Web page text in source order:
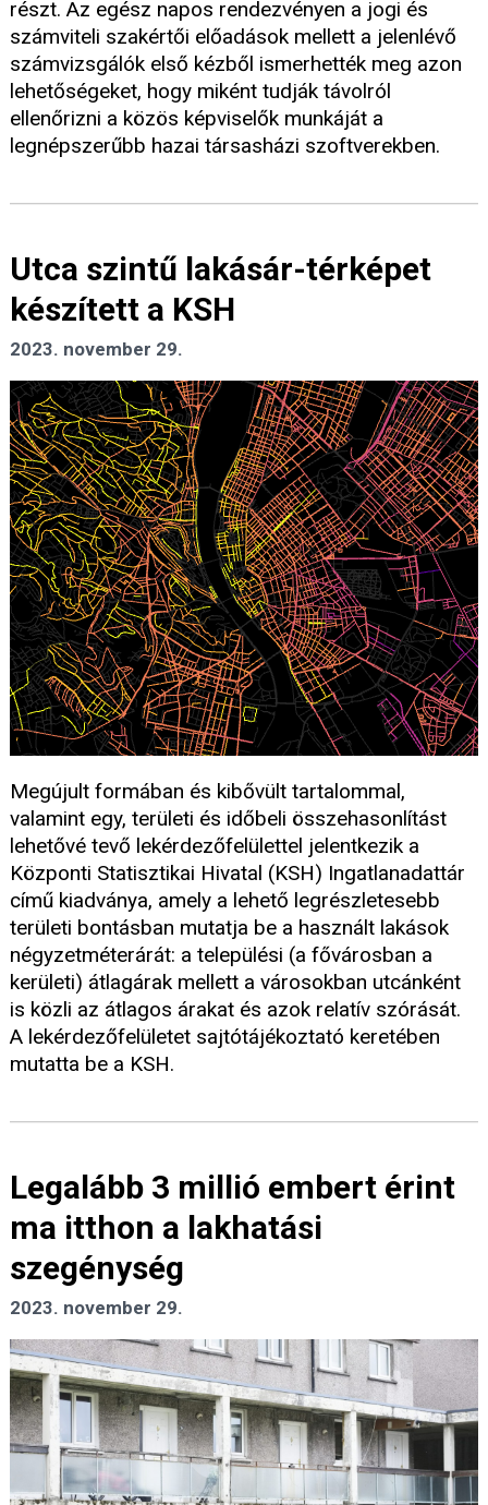
részt. Az egész napos rendezvényen a jogi és
számviteli szakértői előadások mellett a jelenlévő
számvizsgálók első kézből ismerhették meg azon
lehetőségeket, hogy miként tudják távolról
ellenőrizni a közös képviselők munkáját a
legnépszerűbb hazai társasházi szoftverekben.
Utca szintű lakásár-térképet
készített a KSH
2023. november 29.
Megújult formában és kibővült tartalommal,
valamint egy, területi és időbeli összehasonlítást
lehetővé tevő lekérdezőfelülettel jelentkezik a
Központi Statisztikai Hivatal (KSH) Ingatlanadattár
című kiadványa, amely a lehető legrészletesebb
területi bontásban mutatja be a használt lakások
négyzetméterárát: a települési (a fővárosban a
kerületi) átlagárak mellett a városokban utcánként
is közli az átlagos árakat és azok relatív szórását.
A lekérdezőfelületet sajtótájékoztató keretében
mutatta be a KSH.
Legalább 3 millió embert érint
ma itthon a lakhatási
szegénység
2023. november 29.